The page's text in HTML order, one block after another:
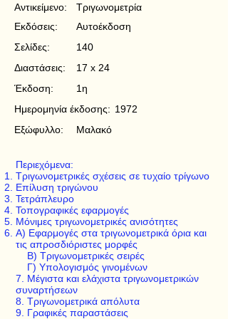
Αντικείμενο:
Εκδόσεις:
Τριγωνομετρία
Αυτοέκδοση
Σελίδες:
140
Διαστάσεις:
17 x 24
Έκδοση:
1η
Ημερομηνία έκδοσης: 1972
Εξώφυλλο:
Μαλακό
Περιεχόμενα:
Τριγωνομετρικές σχέσεις σε τυχαίο τρίγωνο
Επίλυση τριγώνου
Τετράπλευρο
Τοπογραφικές εφαρμογές
Μόνιμες τριγωνομετρικές ανισότητες
Α) Εφαρμογές στα τριγωνομετρικά όρια και
τις απροσδιόριστες μορφές
Β) Τριγωνομετρικές σειρές
Γ) Υπολογισμός γινομένων
7. Μέγιστα και ελάχιστα τριγωνομετρικών
συναρτήσεων
8. Τριγωνομετρικά απόλυτα
9. Γραφικές παραστάσεις